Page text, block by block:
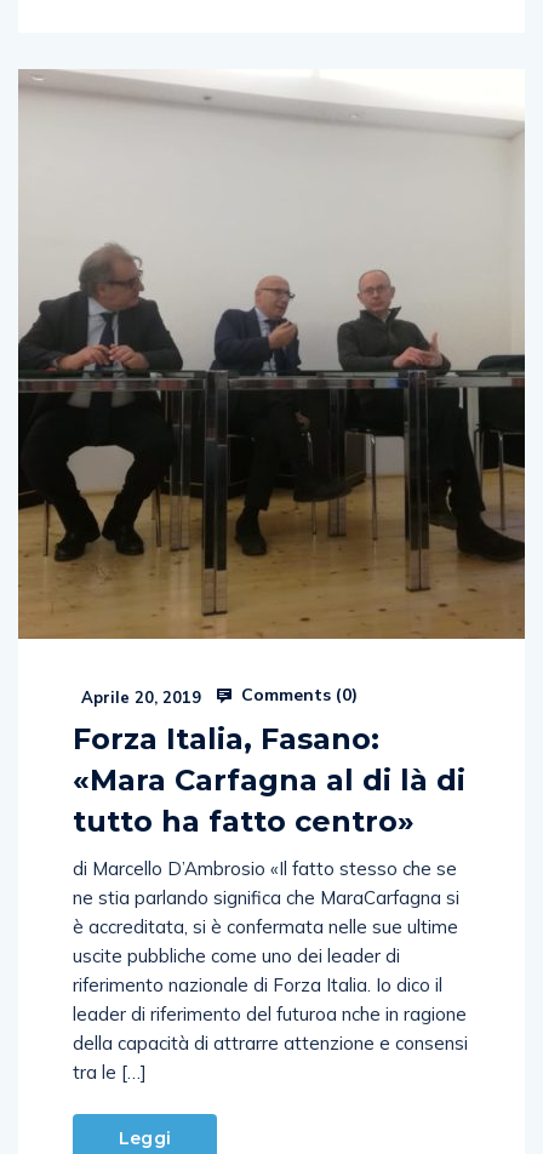
Aprile 20, 2019 Comments (0)
Forza Italia, Fasano:
«Mara Carfagna al di là di
tutto ha fatto centro»
di Marcello D’Ambrosio «Il fatto stesso che se
ne stia parlando significa che MaraCarfagna si
è accreditata, si è confermata nelle sue ultime
uscite pubbliche come uno dei leader di
riferimento nazionale di Forza Italia. Io dico il
leader di riferimento del futuroa nche in ragione
della capacità di attrarre attenzione e consensi
tra le […]
Leggi